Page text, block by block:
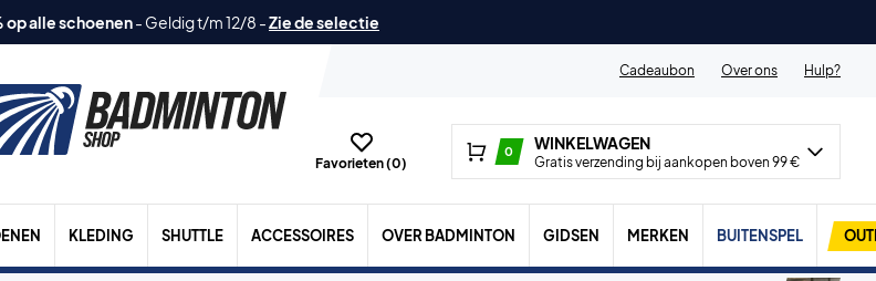
op alle schoenen- Geldig t/m 12/8 -Zie de selectie
Cadeaubon
Over ons Hulp?
Favorieten (0)
0 WINKELWAGEN
Gratis verzending bij aankopen boven 99 €
KLEDING SHUTTLE ACCESSOIRES OVER BADMINTON GIDSEN MERKEN BUITENSPEL